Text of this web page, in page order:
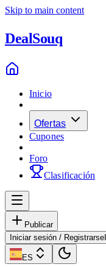
Skip to main content
DealSouq
Inicio
Ofertas
Cupones
Foro
Clasificación
Publicar
Iniciar sesión / Registrarse
ES